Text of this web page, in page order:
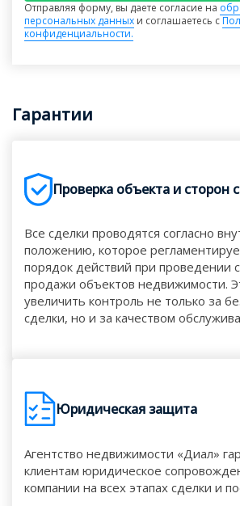
Отправляя форму, вы даете согласие на
персональных данных и соглашаетесь с
конфиденциальности.
Гарантии
Проверка объекта и сторон
Все сделки проводятся согласно
положению, которое
порядок действий при проведении
продажи объектов недвижимости.
увеличить контроль не только за
сделки, но и за качеством
Юридическая защита
Агентство недвижимости «Диал»
клиентам юридическое
компании на всех этапах сделки и